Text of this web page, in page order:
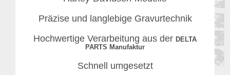
Präzise und langlebige Gravurtechnik
Hochwertige Verarbeitung aus der DELTA
PARTS Manufaktur
Schnell umgesetzt